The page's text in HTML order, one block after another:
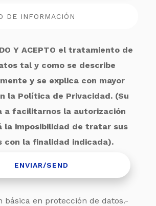
Y ACEPTO el tratamiento de
tal y como se describe
y se explica con mayor
la Política de Privacidad. (Su
a facilitarnos la autorización
la imposibilidad de tratar sus
con la finalidad indicada).
básica en protección de datos.-